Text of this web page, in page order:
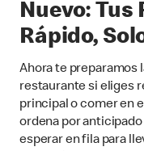
Nuevo: Tus
Rápido,
Ahora te preparamos
restaurante si eliges
principal o comer en
ordena por anticipado
esperar en fila para